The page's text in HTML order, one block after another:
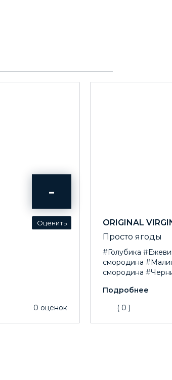
-
0 оценок
ORIGINAL
Просто ягоды
#Голубика
смородина
смородина
( 0 )